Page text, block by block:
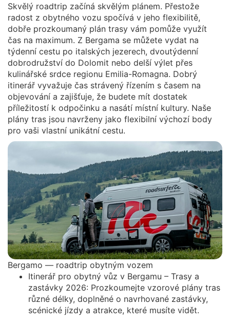
Skvělý roadtrip začíná skvělým plánem. Přestože
radost z obytného vozu spočívá v jeho flexibilitě,
dobře prozkoumaný plán trasy vám pomůže využít
čas na maximum. Z Bergama se můžete vydat na
týdenní cestu po italských jezerech, dvoutýdenní
dobrodružství do Dolomit nebo delší výlet přes
kulinářské srdce regionu Emilia-Romagna. Dobrý
itinerář vyvažuje čas strávený řízením s časem na
objevování a zajišťuje, že budete mít dostatek
příležitostí k odpočinku a nasátí místní kultury. Naše
plány tras jsou navrženy jako flexibilní výchozí body
pro vaši vlastní unikátní cestu.
Bergamo — roadtrip obytným vozem
Itinerář pro obytný vůz v Bergamu – Trasy a
zastávky 2026: Prozkoumejte vzorové plány tras
různé délky, doplněné o navrhované zastávky,
scénické jízdy a atrakce, které musíte vidět.